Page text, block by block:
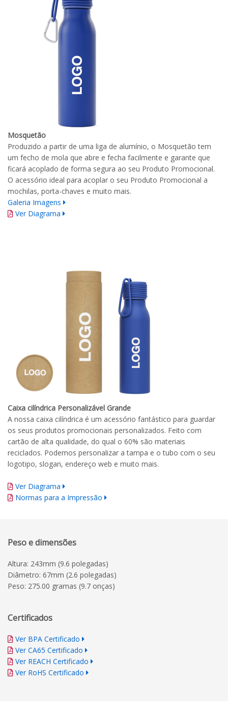
Mosquetão
Produzido a partir de uma liga de alumínio, o Mosquetão tem
um fecho de mola que abre e fecha facilmente e garante que
ficará acoplado de forma segura ao seu Produto Promocional.
O acessório ideal para acoplar o seu Produto Promocional a
mochilas, porta-chaves e muito mais.
Galeria Imagens
Ver Diagrama
Caixa cilíndrica Personalizável Grande
A nossa caixa cilíndrica é um acessório fantástico para guardar
os seus produtos promocionais personalizados. Feito com
cartão de alta qualidade, do qual o 60% são materiais
reciclados. Podemos personalizar a tampa e o tubo com o seu
logotipo, slogan, endereço web e muito mais.
Ver Diagrama
Normas para a Impressão
Peso e dimensões
Altura: 243mm (9.6 polegadas)
Diâmetro: 67mm (2.6 polegadas)
Peso: 275.00 gramas (9.7 onças)
Certificados
Ver BPA Certificado
Ver CA65 Certificado
Ver REACH Certificado
Ver RoHS Certificado